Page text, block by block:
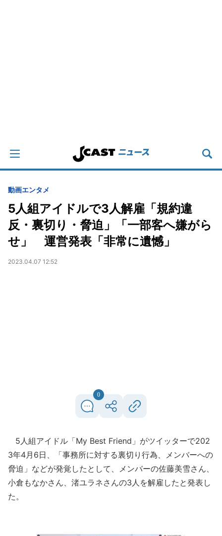
動画エンタメ
5人組アイドルで3人解雇「規約違
反・裏切り・脅迫」「一部客へ嫌がら
せ」 運営発表「非常に遺憾」
2023.04.07 12:52
0
5人組アイドル「My Best Friend」がツイッターで202
3年4月6日、「事務所に対する裏切り行為、メンバーへの
脅迫」などが発覚したとして、メンバーの佐藤美雪さん、
小倉もなかさん、渚ユラネさんの3人を解雇したと発表し
た。